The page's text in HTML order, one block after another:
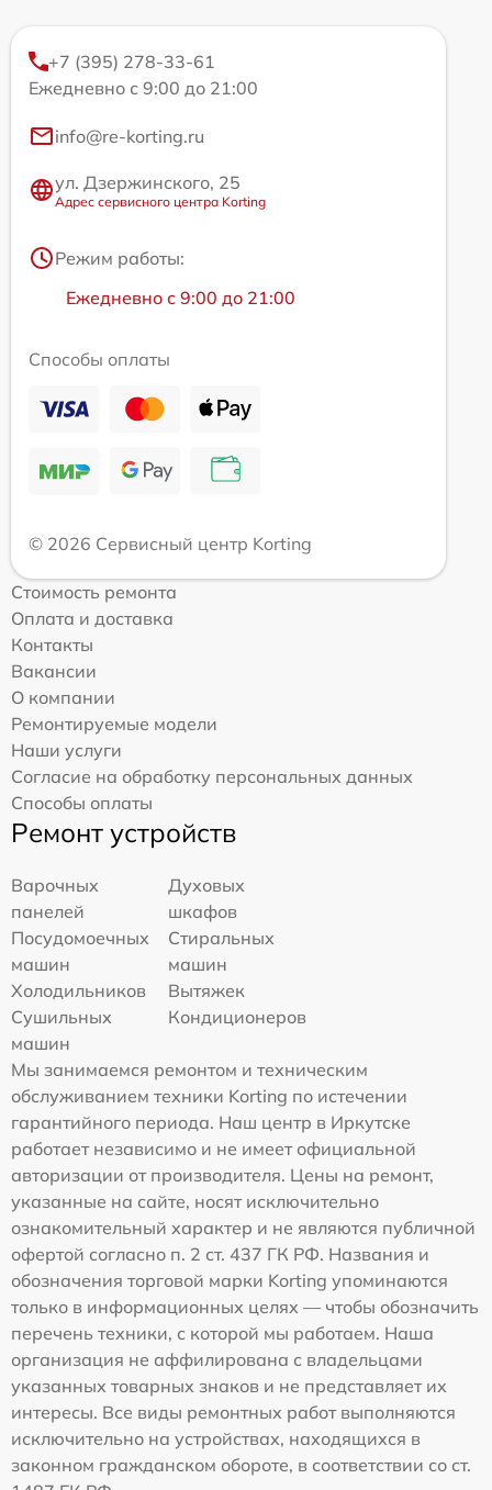
+7 (395) 278-33-61
Ежедневно с 9:00 до 21:00
info@re-korting.ru
ул. Дзержинского, 25
Адрес сервисного центра Korting
Режим работы:
Ежедневно с 9:00 до 21:00
Способы оплаты
© 2026 Сервисный центр Korting
Стоимость ремонта
Оплата и доставка
Контакты
Вакансии
О компании
Ремонтируемые модели
Наши услуги
Согласие на обработку персональных данных
Способы оплаты
Ремонт устройств
Варочных
панелей
Духовых
шкафов
Посудомоечных
машин
Стиральных
машин
Холодильников
Вытяжек
Сушильных
машин
Кондиционеров
Мы занимаемся ремонтом и техническим
обслуживанием техники Korting по истечении
гарантийного периода. Наш центр в Иркутске
работает независимо и не имеет официальной
авторизации от производителя. Цены на ремонт,
указанные на сайте, носят исключительно
ознакомительный характер и не являются публичной
офертой согласно п. 2 ст. 437 ГК РФ. Названия и
обозначения торговой марки Korting упоминаются
только в информационных целях — чтобы обозначить
перечень техники, с которой мы работаем. Наша
организация не аффилирована с владельцами
указанных товарных знаков и не представляет их
интересы. Все виды ремонтных работ выполняются
исключительно на устройствах, находящихся в
законном гражданском обороте, в соответствии со ст.